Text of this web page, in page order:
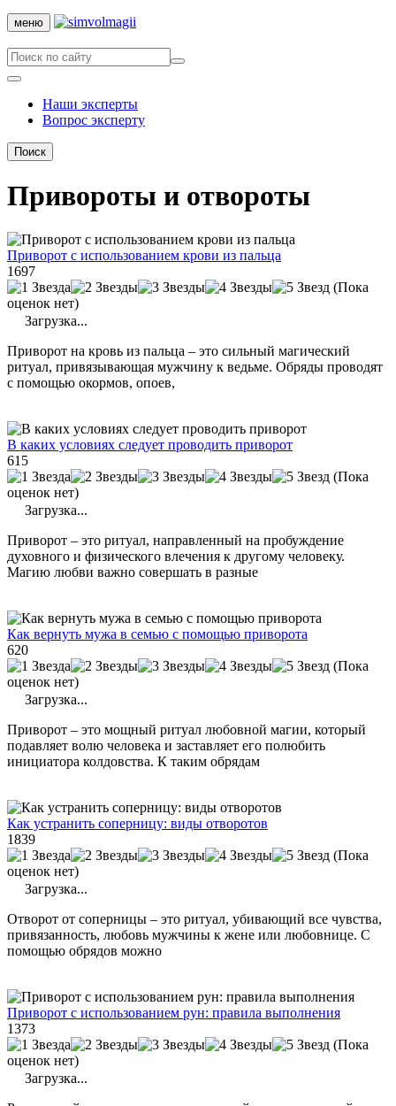
меню
Наши эксперты
Вопрос эксперту
Поиск
Привороты и отвороты
Приворот с использованием крови из пальца
1697
(Пока
оценок нет)
Загрузка...
Приворот на кровь из пальца – это сильный магический
ритуал, привязывающая мужчину к ведьме. Обряды проводят
с помощью окормов, опоев,
В каких условиях следует проводить приворот
615
(Пока
оценок нет)
Загрузка...
Приворот – это ритуал, направленный на пробуждение
духовного и физического влечения к другому человеку.
Магию любви важно совершать в разные
Как вернуть мужа в семью с помощью приворота
620
(Пока
оценок нет)
Загрузка...
Приворот – это мощный ритуал любовной магии, который
подавляет волю человека и заставляет его полюбить
инициатора колдовства. К таким обрядам
Как устранить соперницу: виды отворотов
1839
(Пока
оценок нет)
Загрузка...
Отворот от соперницы – это ритуал, убивающий все чувства,
привязанность, любовь мужчины к жене или любовнице. С
помощью обрядов можно
Приворот с использованием рун: правила выполнения
1373
(Пока
оценок нет)
Загрузка...